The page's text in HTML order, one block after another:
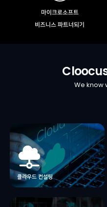
마이크로소프트
비즈니스 파트너되기
We know
클라우드 컨설팅
클라우드 컨설팅
전문 클라우드 컨설팅 서비스와 도입 워크샵을 통해
클라우드 채택에 대한 첫 번째 단계를 시작하세요.